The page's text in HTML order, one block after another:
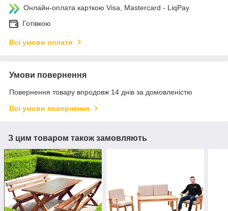
Онлайн-оплата карткою Visa, Mastercard - LiqPay
Готівкою
Всі умови оплати
Умови повернення
Повернення товару впродовж 14 днів за домовленістю
Всі умови повернення
З цим товаром також замовляють